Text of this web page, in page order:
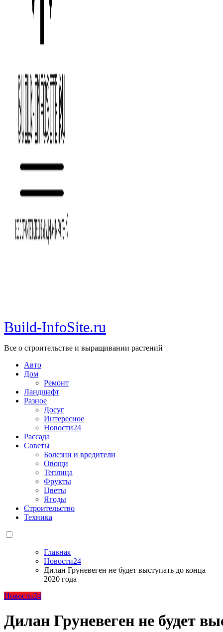
Build-InfoSite.ru
Все о строительстве и выращивании растений
Авто
Дом
Ремонт
Ландшафт
Разное
Досуг
Интересное
Новости24
Рассада
Советы
Болезни и вредители
Овощи
Теплица
Фрукты
Цветы
Ягоды
Строительство
Техника
Главная
Новости24
Дилан Груневеген не будет выступать до конца
2020 года
Новости24
Дилан Груневеген не будет